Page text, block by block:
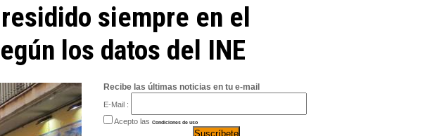
siempre en el
los datos del INE
Recibe las últimas noticias en tu e-mail
E-Mail :
Acepto las Condiciones de uso